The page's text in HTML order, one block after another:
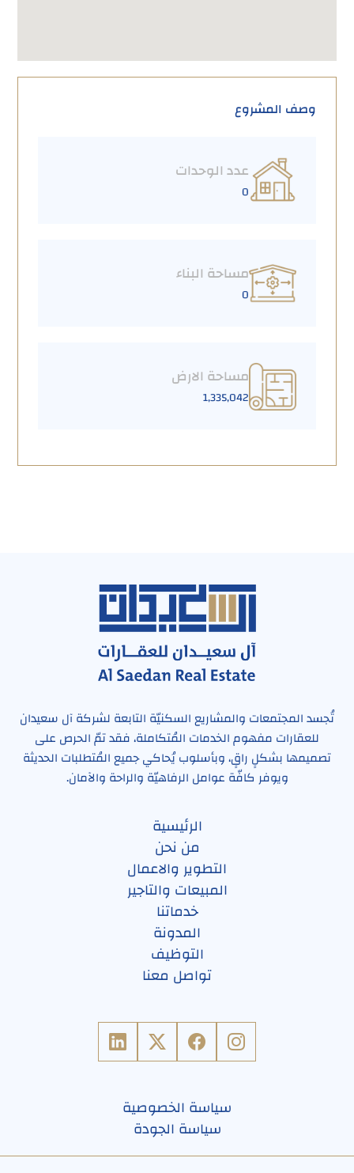
وصف المشروع
عدد الوحدات
0
مساحة البناء
0
مساحة الارض
1,335,042
تُجسد المجتمعات والمشاريع السكنيّة التابعة لشركة آل سعيدان
للعقارات مفهوم الخدمات المُتكاملة، فقد تمّ الحرص على
تصميمها بشكلٍ راقٍ، وبأسلوب يُحاكي جميع المُتطلبات الحديثة
ويوفر كافّة عوامل الرفاهيّة والراحة والآمان.
الرئيسية
من نحن
التطوير والاعمال
المبيعات والتاجير
خدماتنا
المدونة
التوظيف
تواصل معنا
سياسة الخصوصية
سياسة الجودة